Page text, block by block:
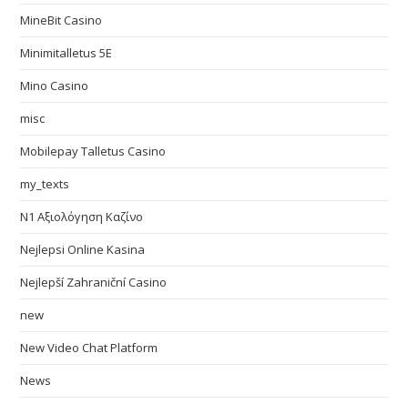
MineBit Casino
Minimitalletus 5E
Mino Casino
misc
Mobilepay Talletus Casino
my_texts
N1 Αξιολόγηση Καζίνο
Nejlepsi Online Kasina
Nejlepší Zahraniční Casino
new
New Video Chat Platform
News